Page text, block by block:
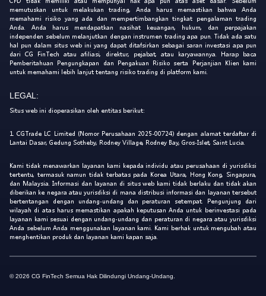
memutuskan untuk melakukan trading, Anda harus memastikan bahwa Anda
memahami risiko yang ada dan mempertimbangkan tingkat pengalaman trading
Anda. Anda harus mendapatkan nasihat keuangan, hukum, dan perpajakan
independen sebelum melanjutkan dengan instrumen trading apa pun. Tidak ada satu
hal pun dalam situs web ini yang dapat ditafsirkan sebagai saran investasi apa pun
dari CG FinTech atau afiliasi, direktur, pejabat, atau karyawannya. Harap baca
Pemberitahuan Pengungkapan dan Pengakuan Risiko serta Perjanjian Klien kami
untuk memahami lebih lanjut tentang risiko trading di platform kami.
LEGAL:
Situs web ini dioperasikan oleh entitas berikut:
1. CGTrade LC Limited (Nomor Perusahaan 2025-00724) dengan alamat terdaftar di
Lantai Dasar, Gedung Sotheby, Rodney Village, Rodney Bay, Gros-Islet, Saint Lucia.
Kami tidak menawarkan layanan kami kepada individu atau perusahaan di yurisdiksi
tertentu, termasuk namun tidak terbatas pada Korea Utara, Hong Kong, Singapura,
dan Malaysia. Informasi dan layanan di situs web kami tidak berlaku dan tidak akan
diberikan ke negara atau yurisdiksi di mana distribusi informasi dan layanan tersebut
bertentangan dengan undang-undang dan peraturan setempat. Pengunjung dari
wilayah di atas harus memastikan apakah keputusan Anda untuk berinvestasi pada
layanan kami sesuai dengan undang-undang dan peraturan di negara atau yurisdiksi
Anda sebelum Anda menggunakan layanan kami. Kami berhak untuk mengubah atau
menghentikan produk dan layanan kami kapan saja.
© 2026 CG FinTech Semua Hak Dilindungi Undang-Undang.